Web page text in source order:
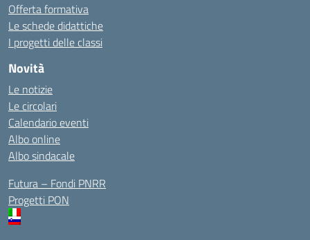
Offerta formativa
Le schede didattiche
I progetti delle classi
Novità
Le notizie
Le circolari
Calendario eventi
Albo online
Albo sindacale
Futura – Fondi PNRR
Progetti PON